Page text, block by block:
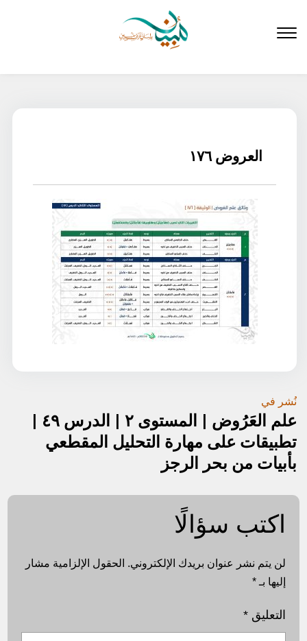
المحتوى
العروض ١٧٦
تصفّح
المقالات
نُشر في
علم العَرُوض | المستوى ٢ | الدرس ٤٩ |
تطبيقات على مهارة التحليل المقطعي
بأبيات من بحر الرجز
اكتب سؤالًا
لن يتم نشر عنوان بريدك الإلكتروني. الحقول الإلزامية مشار
إليها بـ*
التعليق*